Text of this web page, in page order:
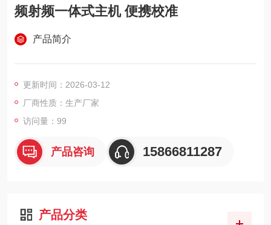
频射频一体式主机 便携校准
产品简介
更新时间：2026-03-12
厂商性质：生产厂家
访问量：99
产品咨询 15866811287
产品分类